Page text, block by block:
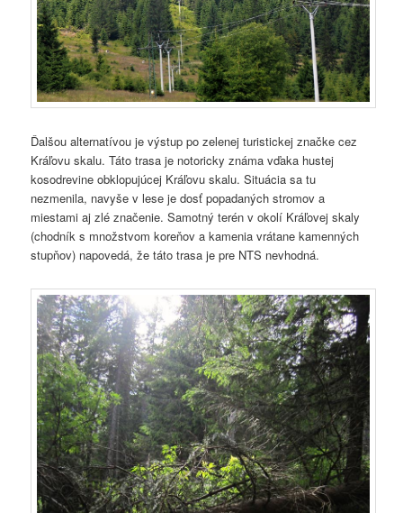
Ďalšou alternatívou je výstup po zelenej turistickej značke cez
Kráľovu skalu. Táto trasa je notoricky známa vďaka hustej
kosodrevine obklopujúcej Kráľovu skalu. Situácia sa tu
nezmenila, navyše v lese je dosť popadaných stromov a
miestami aj zlé značenie. Samotný terén v okolí Kráľovej skaly
(chodník s množstvom koreňov a kamenia vrátane kamenných
stupňov) napovedá, že táto trasa je pre NTS nevhodná.